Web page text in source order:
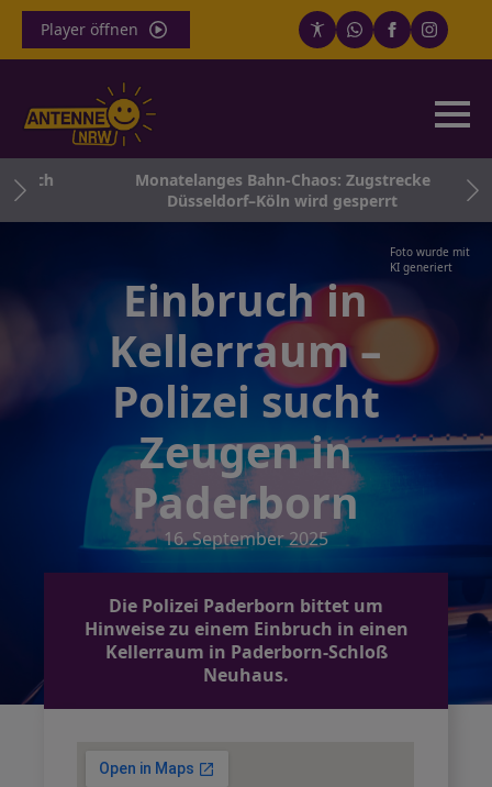
Player öffnen
Monatelanges Bahn-Chaos: Zugstrecke
Düsseldorf–Köln wird gesperrt
Foto wurde mit
KI generiert
Einbruch in
Kellerraum –
Polizei sucht
Zeugen in
Paderborn
16. September 2025
Die Polizei Paderborn bittet um
Hinweise zu einem Einbruch in einen
Kellerraum in Paderborn-Schloß
Neuhaus.